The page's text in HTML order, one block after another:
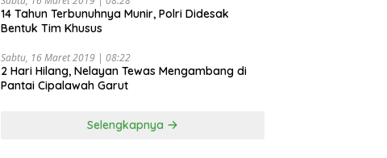
14 Tahun Terbunuhnya Munir, Polri Didesak
Bentuk Tim Khusus
Sabtu, 16 Maret 2019 | 08:22
2 Hari Hilang, Nelayan Tewas Mengambang di
Pantai Cipalawah Garut
Selengkapnya